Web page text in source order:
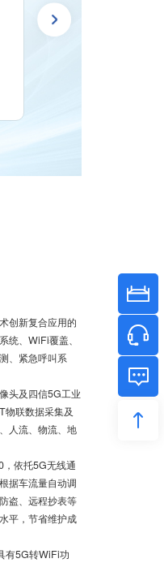
创新复合应用的
统、WiFi覆盖、
、紧急呼叫系
头及四信5G工业
物联数据采集及
人流、物流、地
依托5G无线通
据车流量自动调
盗、远程抄表等
平，节省维护成
5G转WiFi功